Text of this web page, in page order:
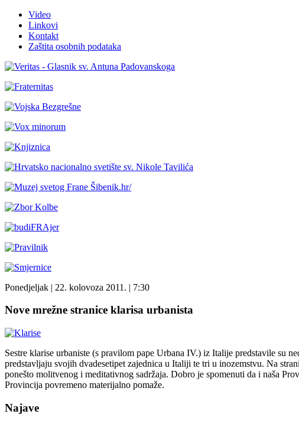
Video
Linkovi
Kontakt
Zaštita osobnih podataka
Ponedjeljak | 22. kolovoza 2011. | 7:30
Nove mrežne stranice klarisa urbanista
Sestre klarise urbaniste (s pravilom pape Urbana IV.) iz Italije predstavile su
predstavljaju svojih dvadesetipet zajednica u Italiji te tri u inozemstvu. Na
ponešto molitvenog i meditativnog sadržaja. Dobro je spomenuti da i naša
Provincija povremeno materijalno pomaže.
Najave